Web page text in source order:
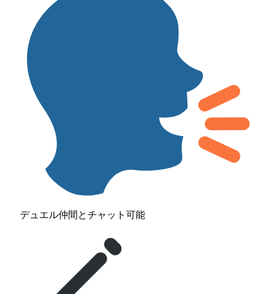
デュエル仲間とチャット可能